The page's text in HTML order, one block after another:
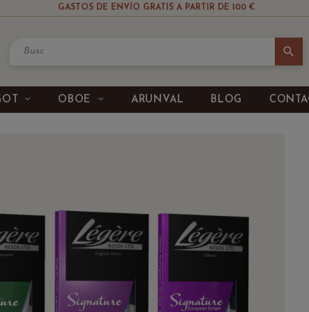
GASTOS DE ENVÍO GRATIS A PARTIR DE 100 €
search
OBOE ARUNVAL BLOG